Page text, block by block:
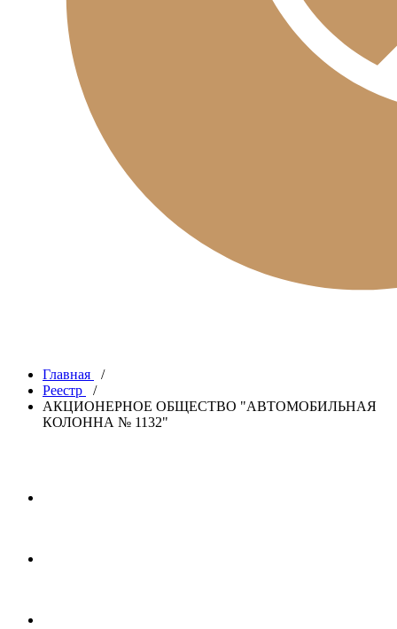
Главная
/
Реестр
/
АКЦИОНЕРНОЕ ОБЩЕСТВО "АВТОМОБИЛЬНАЯ
КОЛОННА № 1132"